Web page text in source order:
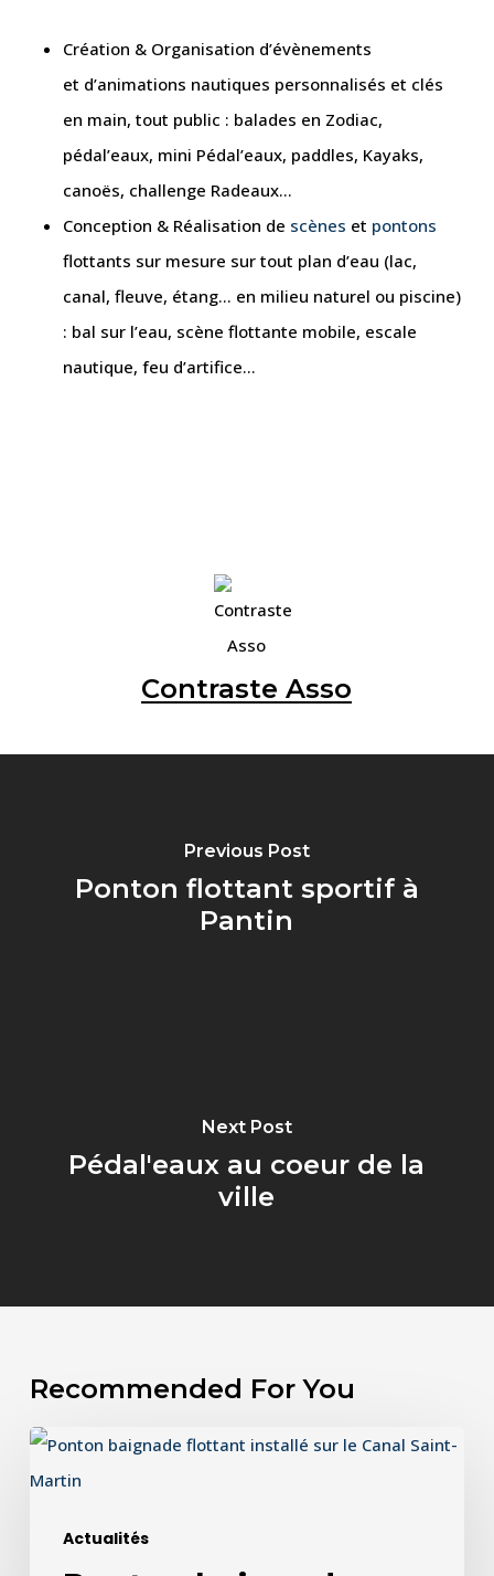
Création & Organisation d’évènements
et d’animations nautiques personnalisés et clés
en main, tout public : balades en Zodiac,
pédal’eaux, mini Pédal’eaux, paddles, Kayaks,
canoës, challenge Radeaux…
Conception & Réalisation de scènes et pontons
flottants sur mesure sur tout plan d’eau (lac,
canal, fleuve, étang… en milieu naturel ou piscine)
: bal sur l’eau, scène flottante mobile, escale
nautique, feu d’artifice…
Contraste Asso
Previous Post
Ponton flottant sportif à
Pantin
Next Post
Pédal'eaux au coeur de la
ville
Recommended For You
Actualités
Ponton
baignade